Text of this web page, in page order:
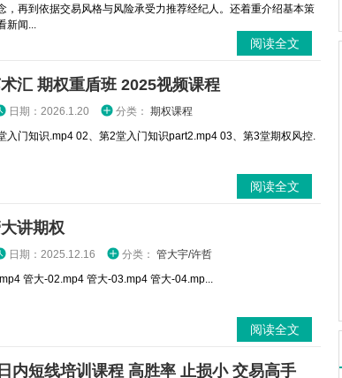
，再到依据交易风格与风险承受力推荐经纪人。还着重介绍基本策
新闻...
阅读全文
汇 期权重盾班 2025视频课程
日期：2026.1.20 分类： 期权课程
入门知识.mp4 02、第2堂入门知识part2.mp4 03、第3堂期权风控.
阅读全文
讲期权
日期：2025.12.16 分类： 管大宇/许哲
管大-02.mp4 管大-03.mp4 管大-04.mp...
阅读全文
内短线培训课程 高胜率 止损小 交易高手